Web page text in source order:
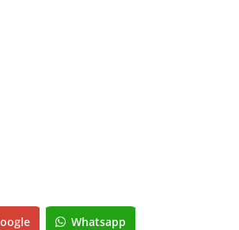
Whatsapp